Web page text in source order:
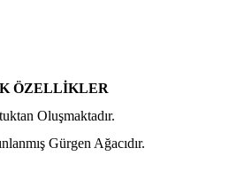
ÖZELLİKLER
Oluşmaktadır.
Gürgen Ağacıdır.